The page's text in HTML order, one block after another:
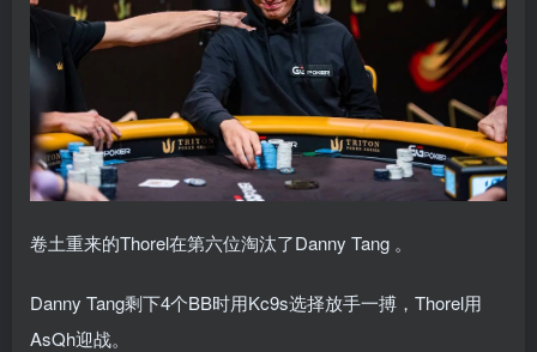
卷土重来的Thorel在第六位淘汰了Danny Tang 。
Danny Tang剩下4个BB时用Kc9s选择放手一搏，Thorel用
AsQh迎战。